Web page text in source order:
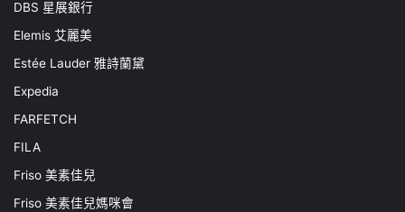
DBS 星展銀行
Elemis 艾麗美
Estée Lauder 雅詩蘭黛
Expedia
FARFETCH
FILA
Friso 美素佳兒
Friso 美素佳兒媽咪會